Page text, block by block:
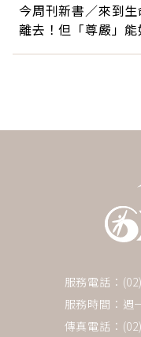
今周刊新書／來到
離去！但「尊嚴」能
服務電話：
服務時間：週
傳真電話：